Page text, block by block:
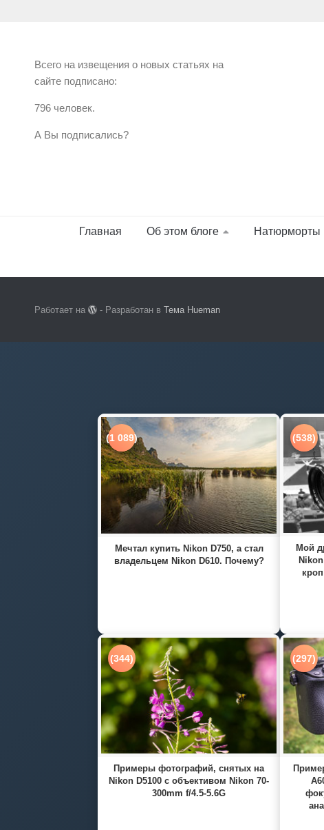
Всего на извещения о новых статьях на
сайте подписано:
796 человек.
А Вы подписались?
Главная Об этом блоге Натюрморты
Работает на - Разработан вТема Hueman
(1 089)
Мечтал купить Nikon D750, а стал
владельцем Nikon D610. Почему?
(538)
Мой
(344)
Примеры фотографий, снятых на
Nikon D5100 с объективом Nikon 70-
300mm f/4.5-5.6G
(297)